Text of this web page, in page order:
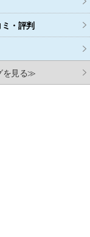
・評判
を見る≫